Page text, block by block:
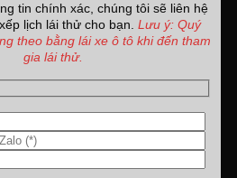
tin chính xác, chúng tôi sẽ liên hệ
lịch lái thử cho bạn. Lưu ý: Quý
theo bằng lái xe ô tô khi đến tham
gia lái thử.